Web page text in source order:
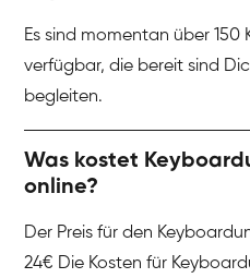
Es sind momentan über 150
verfügbar, die bereit sind
begleiten.
Was kostet
online?
Der Preis für den
24€ Die Kosten für